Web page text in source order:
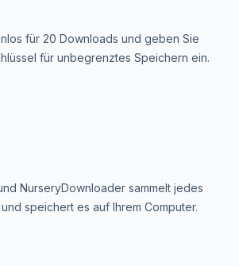
für 20 Downloads und geben Sie
für unbegrenztes Speichern ein.
NurseryDownloader sammelt jedes
speichert es auf Ihrem Computer.